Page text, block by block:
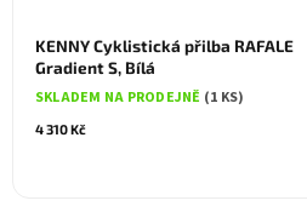
KENNY Cyklistická přilba RAFALE
Gradient S, Bílá
SKLADEM NA PRODEJNĚ (1 KS)
4 310 Kč